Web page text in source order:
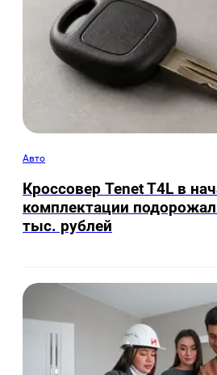
Авто
Кроссовер Tenet T4L в
комплектации подорожал
тыс. рублей